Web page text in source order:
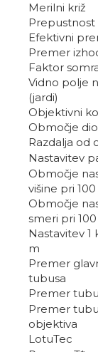
Merilni križ
Efektivni
Premer
Faktor
Vidno polje
(jardi)
Objektivni
Območje
Razdalja od
Nastavitev
Območje
višine pri
Območje
smeri pri
Nastavitev 1
m
Premer
tubusa
Premer
Premer
objektiva
LotuTec